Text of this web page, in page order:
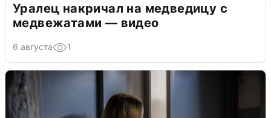
Уралец накричал на медведицу с
медвежатами — видео
6 августа 1